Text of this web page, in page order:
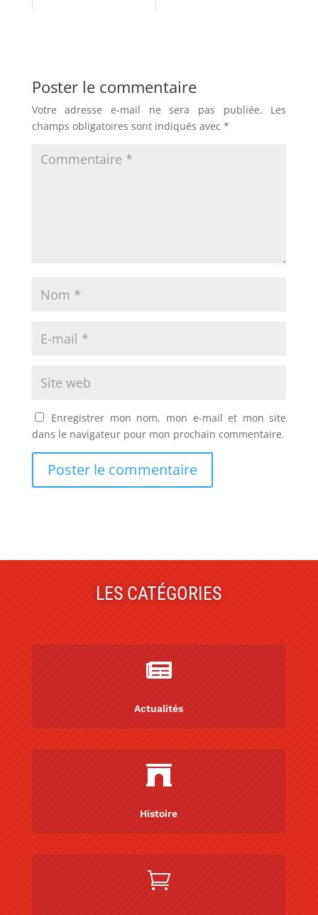
Poster le commentaire
Votre adresse e-mail ne sera pas publiée.
Les
champs obligatoires sont indiqués avec *
Enregistrer mon nom, mon e-mail et mon site
dans le navigateur pour mon prochain commentaire.
LES CATÉGORIES

Actualités

Histoire
